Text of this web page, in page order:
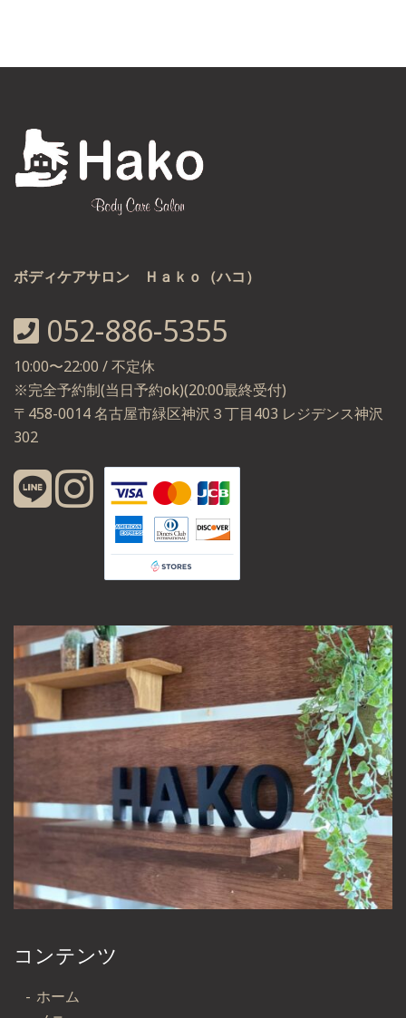
ボディケアサロン Ｈａｋｏ（ハコ）
052-886-5355
10:00〜22:00 / 不定休
※完全予約制(当日予約ok)(20:00最終受付)
〒458-0014 名古屋市緑区神沢３丁目403 レジデンス神沢
302
コンテンツ
ホーム